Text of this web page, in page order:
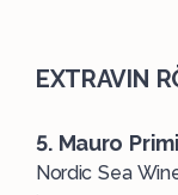
EXTRAVIN
5. Mauro
Nordic Sea